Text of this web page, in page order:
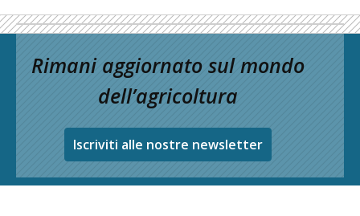
Rimani aggiornato sul mondo
dell’agricoltura
Iscriviti alle nostre newsletter